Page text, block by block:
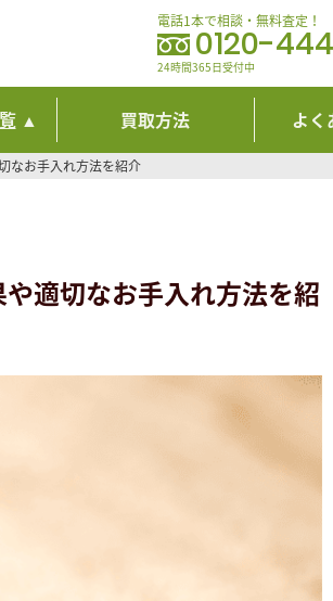
電話1本で相談・無料査定！
0120-
24時間365日受付中
買取方法 よく
なお手入れ方法を紹介
適切なお手入れ方法を紹